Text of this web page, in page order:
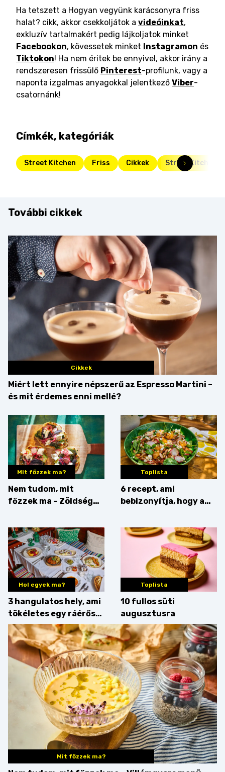
Ha tetszett a Hogyan vegyünk karácsonyra friss
halat? cikk, akkor csekkoljátok a videóinkat,
exkluzív tartalmakért pedig lájkoljatok minket
Facebookon, kövessetek minket Instagramon és
Tiktokon! Ha nem éritek be ennyivel, akkor irány a
rendszeresen frissülő Pinterest-profilunk, vagy a
naponta izgalmas anyagokkal jelentkező Viber-
csatornánk!
Címkék, kategóriák
Street Kitchen Friss Cikkek Street Kitchen
További cikkek
Cikkek
Miért lett ennyire népszerű az Espresso Martini –
és mit érdemes enni mellé?
Mit főzzek ma?
Nem tudom, mit
főzzek ma – Zöldség
Toplista
6 recept, ami
bebizonyítja, hogy a
zseniális
Hol egyek ma?
3 hangulatos hely, ami
tökéletes egy ráérős
hétvégi ebédhez
Toplista
10 fullos süti
augusztusra
Mit főzzek ma?